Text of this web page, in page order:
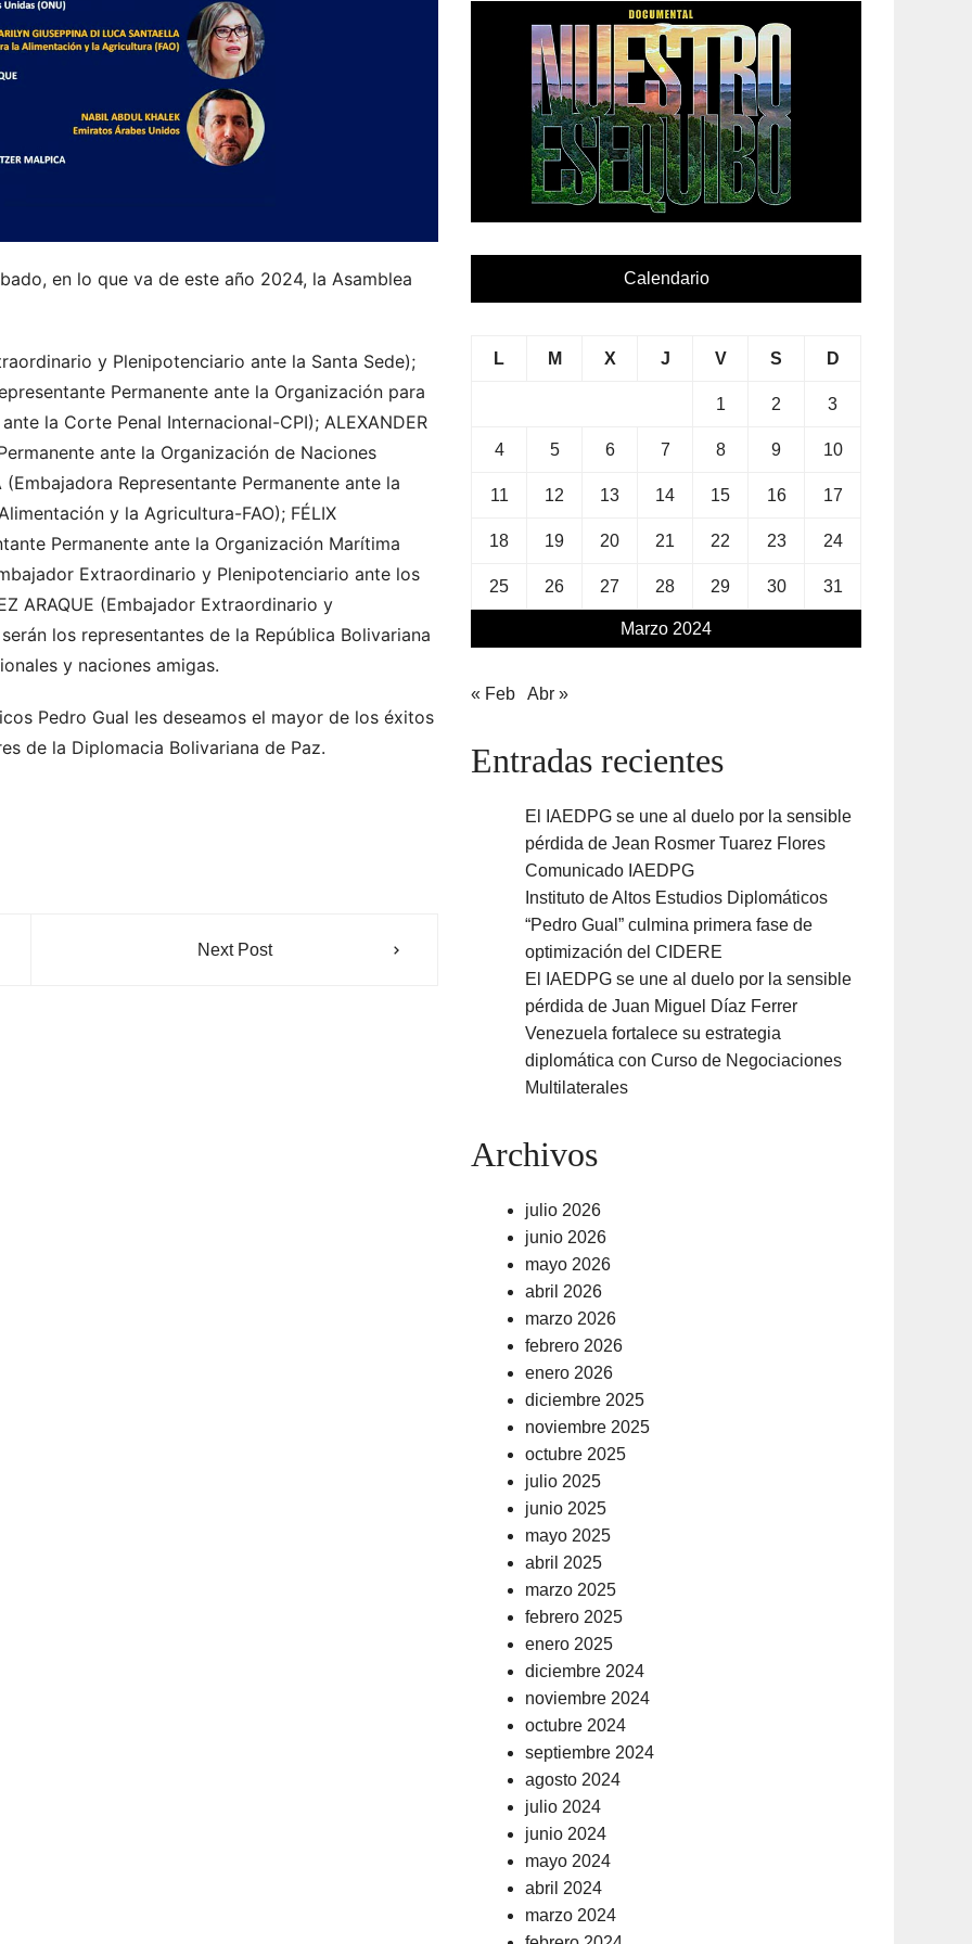
en lo que va de este año 2024, la Asamblea
y Plenipotenciario ante la Santa Sede);
Permanente ante la Organización para
la Corte Penal Internacional-CPI); ALEXANDER
ante la Organización de Naciones
Representante Permanente ante la
y la Agricultura-FAO); FÉLIX
Permanente ante la Organización Marítima
Extraordinario y Plenipotenciario ante los
ARAQUE (Embajador Extraordinario y
los representantes de la República Bolivariana
y naciones amigas.
Pedro Gual les deseamos el mayor de los éxitos
de la Diplomacia Bolivariana de Paz.
Next Post
Calendario
Marzo 2024
L M X J V S D
1 2 3
4 5 6 7 8 9 10
11 12 13 14 15 16 17
18 19 20 21 22 23 24
25 26 27 28 29 30 31
« Feb Abr »
Entradas recientes
El IAEDPG se une al duelo por la sensible
pérdida de Jean Rosmer Tuarez Flores
Comunicado IAEDPG
Instituto de Altos Estudios Diplomáticos
“Pedro Gual” culmina primera fase de
optimización del CIDERE
El IAEDPG se une al duelo por la sensible
pérdida de Juan Miguel Díaz Ferrer
Venezuela fortalece su estrategia
diplomática con Curso de Negociaciones
Multilaterales
Archivos
julio 2026
junio 2026
mayo 2026
abril 2026
marzo 2026
febrero 2026
enero 2026
diciembre 2025
noviembre 2025
octubre 2025
julio 2025
junio 2025
mayo 2025
abril 2025
marzo 2025
febrero 2025
enero 2025
diciembre 2024
noviembre 2024
octubre 2024
septiembre 2024
agosto 2024
julio 2024
junio 2024
mayo 2024
abril 2024
marzo 2024